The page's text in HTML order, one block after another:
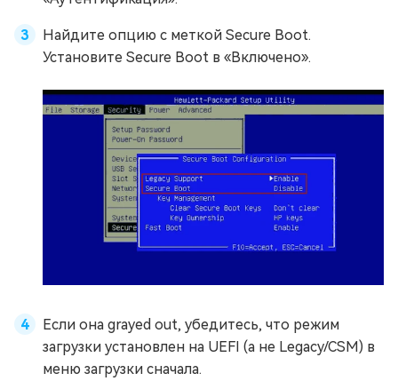
Найдите опцию с меткой Secure Boot.
Установите Secure Boot в «Включено».
Если она grayed out, убедитесь, что режим
загрузки установлен на UEFI (а не Legacy/CSM) в
меню загрузки сначала.